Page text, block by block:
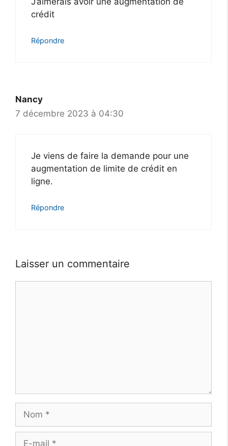
crédit
Répondre
Nancy
7 décembre 2023 à 04:30
Je viens de faire la demande pour une
augmentation de limite de crédit en
ligne.
Répondre
Laisser un commentaire
Nom